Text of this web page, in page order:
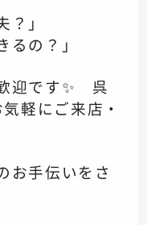
」
るの？」
迎です✨ 呉
軽にご来店・
お手伝いをさ